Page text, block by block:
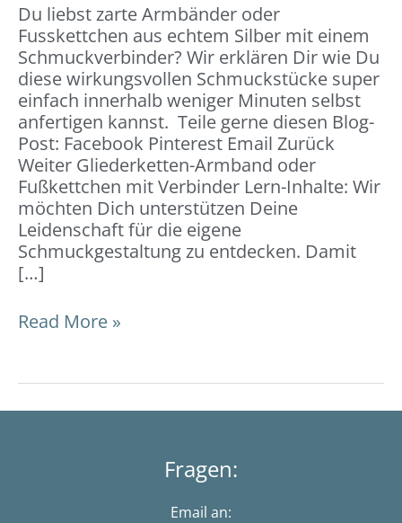
Du liebst zarte Armbänder oder
Fusskettchen aus echtem Silber mit einem
Schmuckverbinder? Wir erklären Dir wie Du
diese wirkungsvollen Schmuckstücke super
einfach innerhalb weniger Minuten selbst
anfertigen kannst. Teile gerne diesen Blog-
Post: Facebook Pinterest Email Zurück
Weiter Gliederketten-Armband oder
Fußkettchen mit Verbinder Lern-Inhalte: Wir
möchten Dich unterstützen Deine
Leidenschaft für die eigene
Schmuckgestaltung zu entdecken. Damit
[…]
Read More »
Fragen:
Email an: